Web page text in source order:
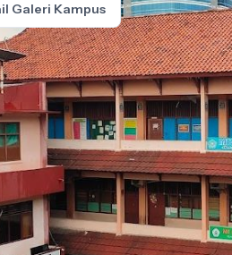
Galeri Kampus